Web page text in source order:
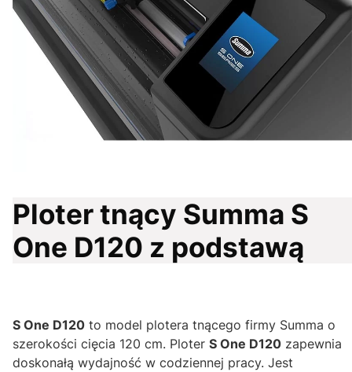
Ploter tnący Summa S
One D120 z podstawą
S One D120 to model plotera tnącego firmy Summa o
szerokości cięcia 120 cm. Ploter S One D120 zapewnia
doskonałą wydajność w codziennej pracy. Jest